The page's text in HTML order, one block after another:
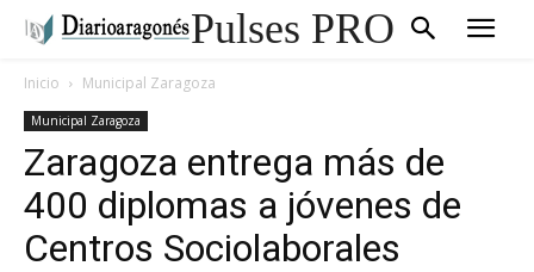
Pulses PRO
Inicio Municipal Zaragoza
Municipal Zaragoza
Zaragoza entrega más de
400 diplomas a jóvenes de
Centros Sociolaborales